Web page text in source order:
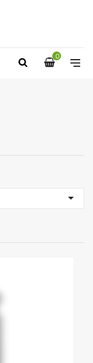
0
